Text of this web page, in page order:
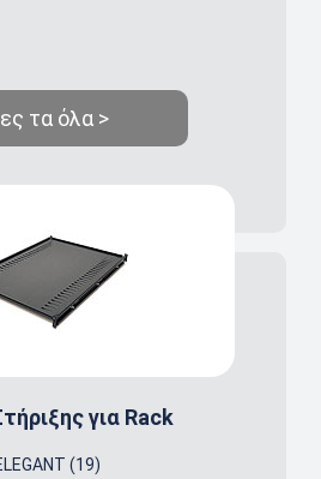
τα όλα >
για Rack
(19)